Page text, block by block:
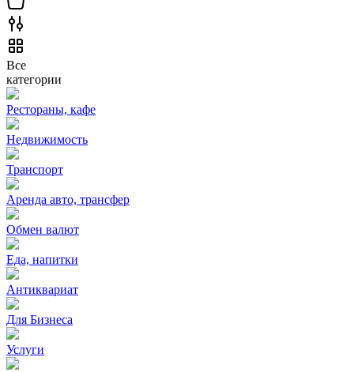
Все
категории
Рестораны, кафе
Недвижимость
Транспорт
Аренда авто, трансфер
Обмен валют
Еда, напитки
Антиквариат
Для Бизнеса
Услуги